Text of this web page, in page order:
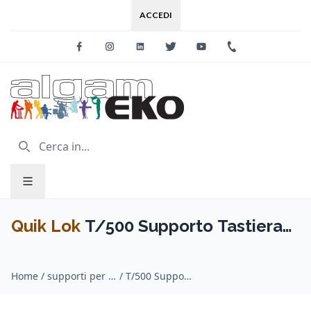
ACCEDI
FacebookInstagramLinkedinTwitter Youtube
Quik Lok T/500 Supporto Tastiera
Home / supporti per tastiera / Quik Lok / T/500 Supporto Tastiera TRIGGER-LOK